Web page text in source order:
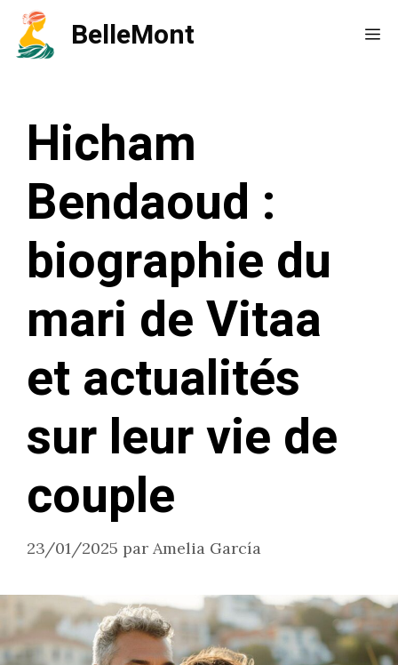
Aller
BelleMont
Hicham
Bendaoud :
biographie du
mari de Vitaa
et actualités
sur leur vie de
couple
23/01/2025 par Amelia García